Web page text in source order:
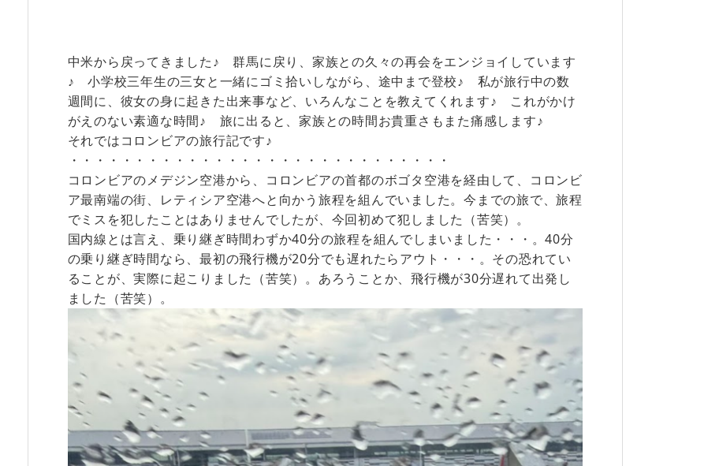
中米から戻ってきました♪ 群馬に戻り、家族との久々の再会をエンジョイしています
♪ 小学校三年生の三女と一緒にゴミ拾いしながら、途中まで登校♪ 私が旅行中の数
週間に、彼女の身に起きた出来事など、いろんなことを教えてくれます♪ これがかけ
がえのない素適な時間♪ 旅に出ると、家族との時間お貴重さもまた痛感します♪
それではコロンビアの旅行記です♪
・・・・・・・・・・・・・・・・・・・・・・・・・・・・・
コロンビアのメデジン空港から、コロンビアの首都のボゴタ空港を経由して、コロンビ
ア最南端の街、レティシア空港へと向かう旅程を組んでいました。今までの旅で、旅程
でミスを犯したことはありませんでしたが、今回初めて犯しました（苦笑）。
国内線とは言え、乗り継ぎ時間わずか40分の旅程を組んでしまいました・・・。40分
の乗り継ぎ時間なら、最初の飛行機が20分でも遅れたらアウト・・・。その恐れてい
ることが、実際に起こりました（苦笑）。あろうことか、飛行機が30分遅れて出発し
ました（苦笑）。